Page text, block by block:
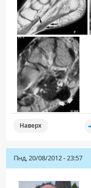
Наверх
Пнд, 20/08/2012 - 23:57